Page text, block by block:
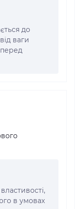
до
ваги
в умовах